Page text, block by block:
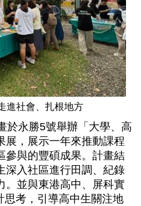
進社會、扎根地方
於永勝5號舉辦「大學、高
展，展示一年來推動課程
參與的豐碩成果。計畫結
深入社區進行田調、紀錄
。並與東港高中、屏科實
思考，引導高中生關注地